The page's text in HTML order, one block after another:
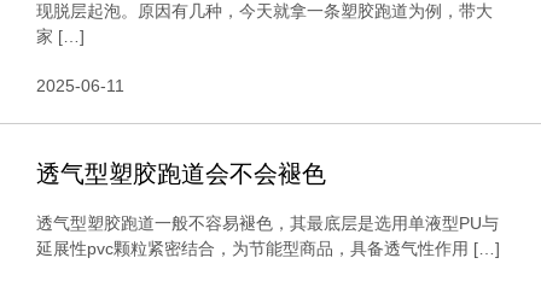
现脱层起泡。原因有几种，今天就拿一条塑胶跑道为例，带大
家 […]
2025-06-11
透气型塑胶跑道会不会褪色
透气型塑胶跑道一般不容易褪色，其最底层是选用单液型PU与
延展性pvc颗粒紧密结合，为节能型商品，具备透气性作用 […]